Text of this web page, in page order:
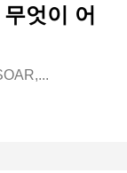
엇이 어